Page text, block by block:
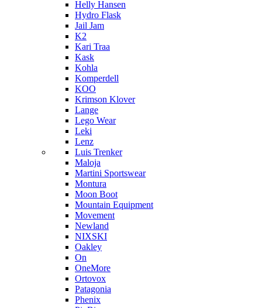
Helly Hansen
Hydro Flask
Jail Jam
K2
Kari Traa
Kask
Kohla
Komperdell
KOO
Krimson Klover
Lange
Lego Wear
Leki
Lenz
Luis Trenker
Maloja
Martini Sportswear
Montura
Moon Boot
Mountain Equipment
Movement
Newland
NIXSKI
Oakley
On
OneMore
Ortovox
Patagonia
Phenix